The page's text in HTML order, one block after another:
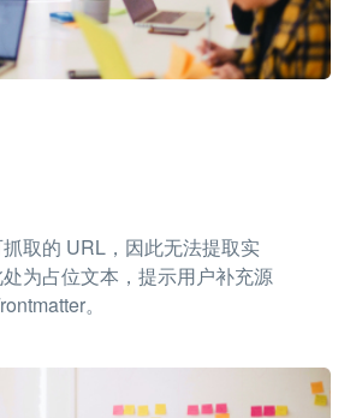
取的 URL，因此无法提取实
为占位文本，提示用户补充源
。